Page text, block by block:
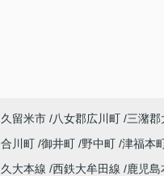
久留米市 八女郡広川町 三潴郡
合川町 御井町 野中町 津福本
久大本線 西鉄大牟田線 鹿児島